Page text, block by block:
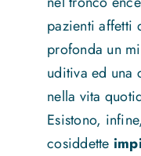
pazienti affetti
profonda un
uditiva ed una
nella vita
Esistono, infine,
cosiddette